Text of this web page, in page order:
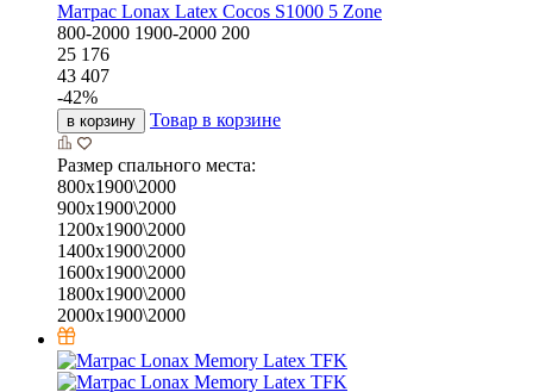
Матрас Lonax Latex Cocos S1000 5 Zone
800-2000 1900-2000 200
25 176
43 407
-42%
в корзину Товар в корзине
Размер спального места:
800х1900\2000
900х1900\2000
1200х1900\2000
1400х1900\2000
1600х1900\2000
1800х1900\2000
2000х1900\2000